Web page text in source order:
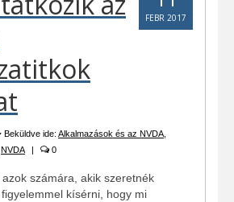
FEBR 2017
Beküldve ide: Alkalmazások és az NVDA,
NVDA 0
számára, akik szeretnék
kísérni, hogy mi